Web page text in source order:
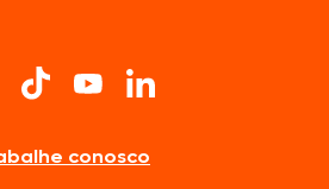
conosco